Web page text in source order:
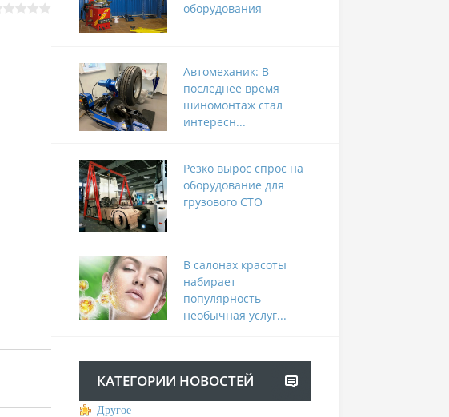
оборудования
Автомеханик: В
последнее время
шиномонтаж стал
интересн...
Резко вырос спрос на
оборудование для
грузового СТО
В салонах красоты
набирает
популярность
необычная услуг...
КАТЕГОРИИ НОВОСТЕЙ
Другое